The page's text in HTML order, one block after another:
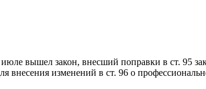
вышел закон, внесший поправки в ст. 95
внесения изменений в ст. 96 о